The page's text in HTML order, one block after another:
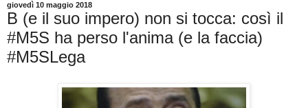
giovedì 10 maggio 2018
B (e il suo impero) non si tocca: così il
#M5S ha perso l'anima (e la faccia)
#M5SLega